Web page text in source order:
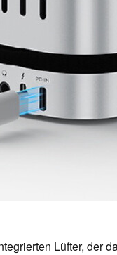
Lüfter, der